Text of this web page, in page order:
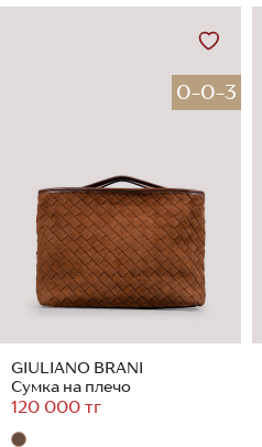
0-0-3
GIULIANO BRANI
Сумка на плечо
120 000 тг